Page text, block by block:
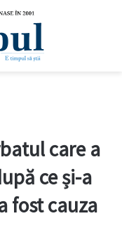
care a
ce și-a
fost cauza